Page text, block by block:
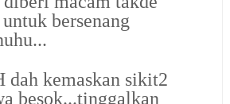
bersenang
dah kemaskan sikit2
besok...tinggalkan